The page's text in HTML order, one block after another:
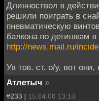
Длинноствол в
решили поиграть в
пневматическую
балкона по детишкам в
http://news.mail.ru/
Ув тов. ст. о/у, вот
Атлетыч »
#233 | 15.04.08 13:10